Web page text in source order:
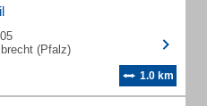
(Pfalz)
1.0 km